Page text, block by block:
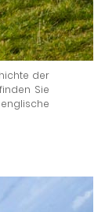
der
Sie